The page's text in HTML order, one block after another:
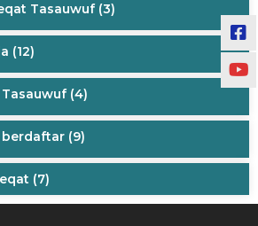
Tasauwuf(3)
(12)
(4)
berdaftar (9)
(7)